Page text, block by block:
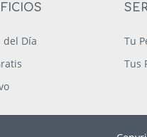
del Día
Tu
Tus